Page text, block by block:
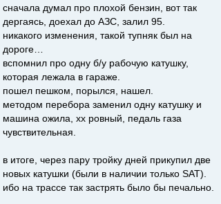
сначала думал про плохой бензин, вот так
дергаясь, доехал до АЗС, залил 95.
никакого изменения, такой тупняк был на
дороге…
вспомнил про одну б/у рабочую катушку,
которая лежала в гараже.
пошел пешком, порылся, нашел.
методом перебора заменил одну катушку и
машина ожила, хх ровный, педаль газа
чувствительная.
в итоге, через пару тройку дней прикупил две
новых катушки (были в наличии только SAT).
ибо на трассе так застрять было бы печально.